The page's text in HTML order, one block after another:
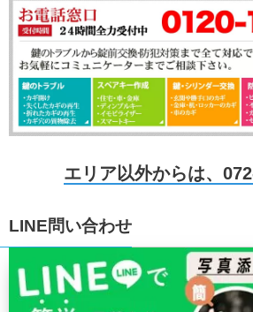
エリア以外からは、
LINE問い合わせ